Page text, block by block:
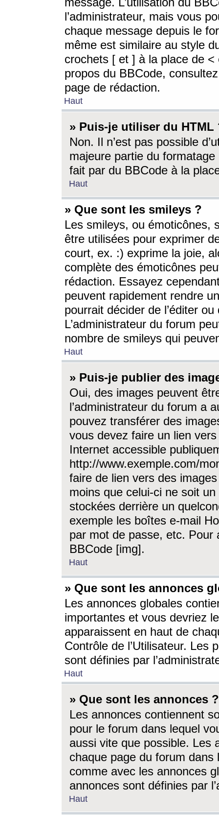
l’administrateur, mais vous
chaque message depuis le
même est similaire au style
crochets [ et ] à la place de <
propos du BBCode,
page de rédaction.
Haut
» Puis-je utiliser du HTML
Non. Il n’est pas possible
majeure partie du
fait par du BBCode à la
Haut
» Que sont les smileys ?
Les smileys, ou émoticônes,
être utilisées pour exprimer
court, ex. :) exprime la joie,
complète des émoticônes
rédaction. Essayez
peuvent rapidement rendre
pourrait décider de l’éditer
L’administrateur du forum
nombre de smileys qui
Haut
» Puis-je publier des
Oui, des images peuvent
l’administrateur du forum a
pouvez transférer des
vous devez faire un lien
Internet accessible
http://www.exemple.com/
faire de lien vers des
moins que celui-ci ne soit
stockées derrière un
exemple les boîtes e-mail
par mot de passe, etc. Pour
BBCode [img].
Haut
» Que sont les annonces
Les annonces globales
importantes et vous devriez
apparaissent en haut de
Contrôle de l’Utilisateur. Les
sont définies par
Haut
» Que sont les annonces ?
Les annonces contiennent
pour le forum dans lequel
aussi vite que possible. Les
chaque page du forum dans
comme avec les annonces
annonces sont définies par
Haut